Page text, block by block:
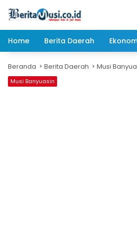
Home
Berita Daerah
Beranda Berita Daerah Musi
Musi Banyuasin